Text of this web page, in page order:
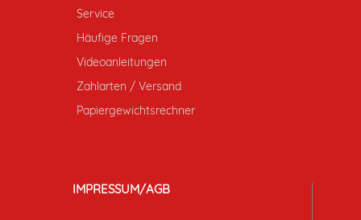
Service
Häufige Fragen
Videoanleitungen
Zahlarten / Versand
Papiergewichtsrechner
IMPRESSUM/AGB